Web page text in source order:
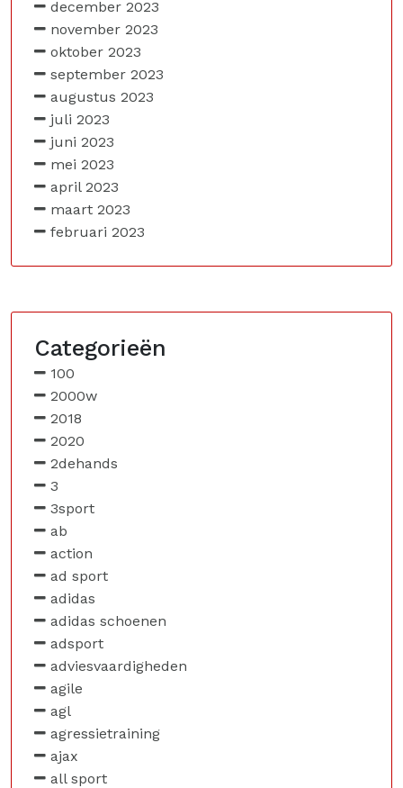
december 2023
november 2023
oktober 2023
september 2023
augustus 2023
juli 2023
juni 2023
mei 2023
april 2023
maart 2023
februari 2023
Categorieën
100
2000w
2018
2020
2dehands
3
3sport
ab
action
ad sport
adidas
adidas schoenen
adsport
adviesvaardigheden
agile
agl
agressietraining
ajax
all sport